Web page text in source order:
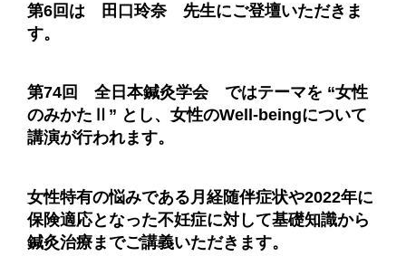
第6回は 田口玲奈 先生にご登壇いただきま
す。
第74回 全日本鍼灸学会 ではテーマを “女性
のみかたⅡ” とし、女性のWell-beingについて
講演が行われます。
女性特有の悩みである月経随伴症状や2022年に
保険適応となった不妊症に対して基礎知識から
鍼灸治療までご講義いただきます。